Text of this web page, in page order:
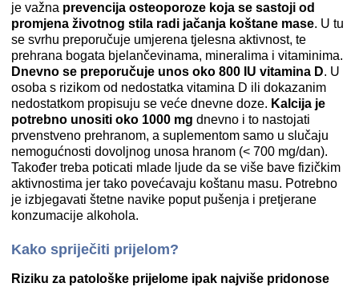
je važna prevencija osteoporoze koja se sastoji od
promjena životnog stila radi jačanja koštane mase. U tu
se svrhu preporučuje umjerena tjelesna aktivnost, te
prehrana bogata bjelančevinama, mineralima i vitaminima.
Dnevno se preporučuje unos oko 800 IU vitamina D. U
osoba s rizikom od nedostatka vitamina D ili dokazanim
nedostatkom propisuju se veće dnevne doze. Kalcija je
potrebno unositi oko 1000 mg dnevno i to nastojati
prvenstveno prehranom, a suplementom samo u slučaju
nemogućnosti dovoljnog unosa hranom (< 700 mg/dan).
Također treba poticati mlade ljude da se više bave fizičkim
aktivnostima jer tako povećavaju koštanu masu. Potrebno
je izbjegavati štetne navike poput pušenja i pretjerane
konzumacije alkohola.
Kako spriječiti prijelom?
Riziku za patološke prijelome ipak najviše pridonose